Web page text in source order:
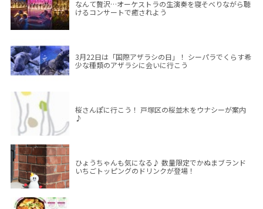
なんて贅沢…オーケストラの生演奏を寝そべりながら聴
けるコンサートで癒されよう
3月22日は「国際アザラシの日」！ シーパラでくらす希
少な種類のアザラシに会いに行こう
桜さんぽに行こう！ 戸塚区の桜並木をウナシーが案内
♪
ひょうちゃんも気になる♪ 数量限定でかぬまブランド
いちごトッピングのドリンクが登場！